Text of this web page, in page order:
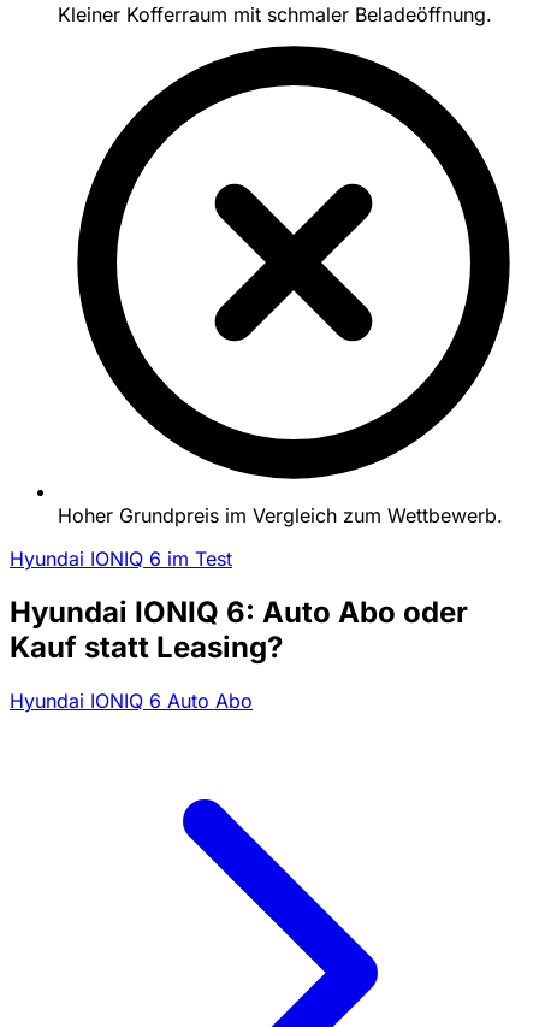
Kleiner Kofferraum mit schmaler Beladeöffnung.
Hoher Grundpreis im Vergleich zum Wettbewerb.
Hyundai IONIQ 6 im Test
Hyundai IONIQ 6: Auto Abo oder
Kauf statt Leasing?
Hyundai IONIQ 6 Auto Abo